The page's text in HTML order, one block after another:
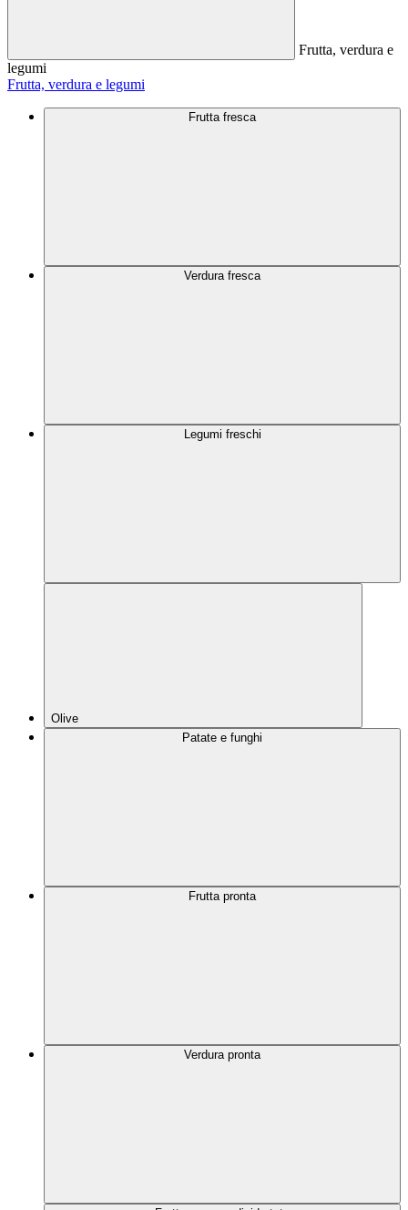
Frutta, verdura e
legumi
Frutta, verdura e legumi
Frutta fresca
Verdura fresca
Legumi freschi
Olive
Patate e funghi
Frutta pronta
Verdura pronta